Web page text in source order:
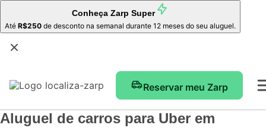
Conheça Zarp Super
Até R$250 de desconto na semanal durante 12 meses do seu aluguel.
Reservar meu Zarp
Aluguel de carros para Uber em